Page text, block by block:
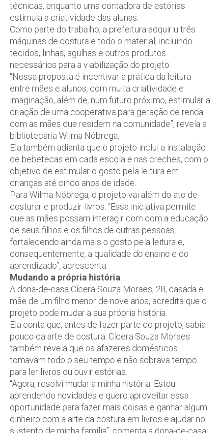
técnicas, enquanto uma contadora de estórias
estimula a criatividade das alunas.
Como parte do trabalho, a prefeitura adquiriu três
máquinas de costura e todo o material, incluindo
tecidos, linhas, agulhas e outros produtos
necessários para a viabilização do projeto.
“Nossa proposta é incentivar a prática da leitura
entre mães e alunos, com muita criatividade e
imaginação, além de, num futuro próximo, estimular a
criação de uma cooperativa para geração de renda
com as mães que residem na comunidade”, revela a
bibliotecária Wilma Nóbrega.
Ela também adianta que o projeto inclui a instalação
de bebetecas em cada escola e nas creches, com o
objetivo de estimular o gosto pela leitura em
crianças até cinco anos de idade.
Para Wilma Nóbrega, o projeto vai além do ato de
costurar e produzir livros. “Essa iniciativa permite
que as mães possam interagir com com a educação
de seus filhos e os filhos de outras pessoas,
fortalecendo ainda mais o gosto pela leitura e,
consequentemente, a qualidade do ensino e do
aprendizado”, acrescenta.
Mudando a própria história
A dona-de-casa Cícera Souza Moraes, 28, casada e
mãe de um filho menor de nove anos, acredita que o
projeto pode mudar a sua própria história.
Ela conta que, antes de fazer parte do projeto, sabia
pouco da arte de costura. Cícera Souza Moraes
também revela que os afazeres domésticos
tomavam todo o seu tempo e não sobrava tempo
para ler livros ou ouvir estórias.
“Agora, resolvi mudar a minha história. Estou
aprendendo novidades e quero aproveitar essa
oportunidade para fazer mais coisas e ganhar algum
dinheiro com a arte da costura em livros e ajudar no
sustento de minha família”, comenta a dona-de-casa.